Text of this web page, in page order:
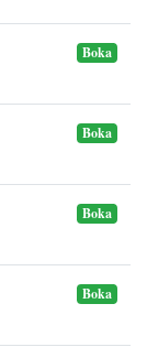
Boka
Boka
Boka
Boka